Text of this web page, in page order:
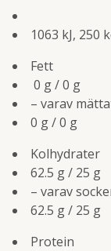
1063 kJ, 250
Fett
0 g / 0 g
– varav
0 g / 0 g
Kolhydrater
62.5 g / 25 g
– varav
62.5 g / 25 g
Protein